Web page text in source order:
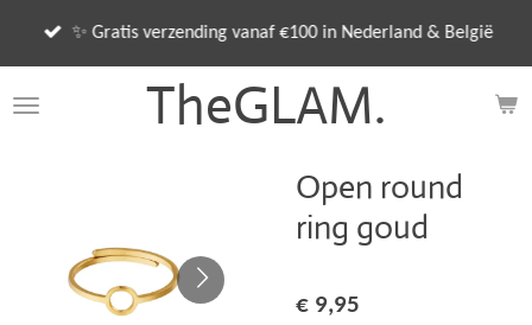
de
TheGLAM.
✨ Gratis verzending vanaf €100 in Nederland & België
Open round
ring goud
€ 9,95